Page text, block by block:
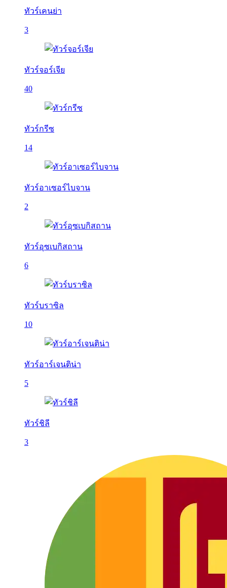
ทัวร์เคนย่า
3
ทัวร์จอร์เจีย
40
ทัวร์กรีซ
14
ทัวร์อาเซอร์ไบจาน
2
ทัวร์อุซเบกิสถาน
6
ทัวร์บราซิล
10
ทัวร์อาร์เจนติน่า
5
ทัวร์ชิลี
3